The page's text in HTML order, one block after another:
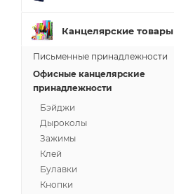
Канцелярские товары
Письменные принадлежности
Офисные канцелярские
принадлежности
Бэйджи
Дыроколы
Зажимы
Клей
Булавки
Кнопки